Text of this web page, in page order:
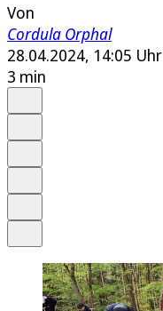
Von
Cordula Orphal
28.04.2024, 14:05 Uhr
3 min